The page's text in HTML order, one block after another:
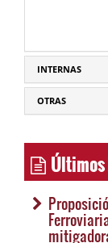
INTERNAS
OTRAS